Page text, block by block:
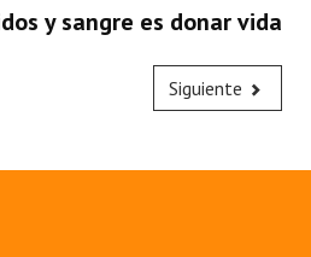
y sangre es donar vida
Siguiente